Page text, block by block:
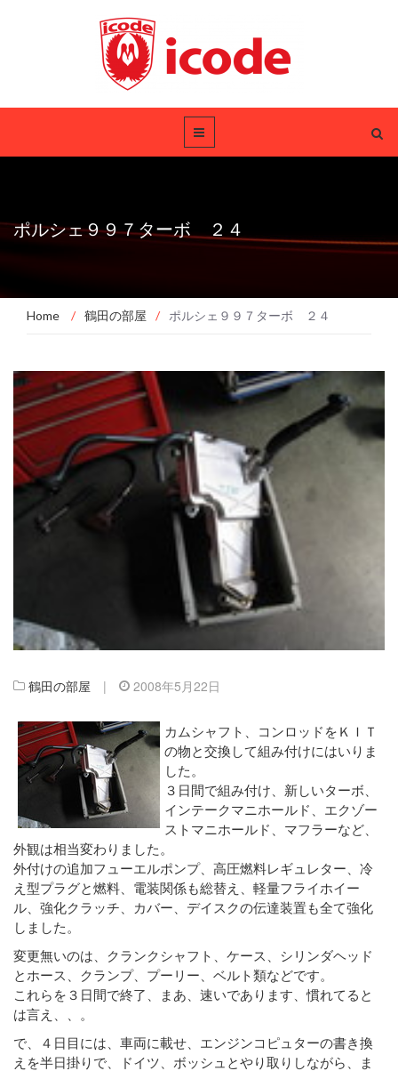
ポルシェ９９７ターボ ２４
Home / 鶴田の部屋 / ポルシェ９９７ターボ ２４
鶴田の部屋 | 2008年5月22日
カムシャフト、コンロッドをＫＩＴ
の物と交換して組み付けにはいりま
した。
３日間で組み付け、新しいターボ、
インテークマニホールド、エクゾー
ストマニホールド、マフラーなど、
外観は相当変わりました。
外付けの追加フューエルポンプ、高圧燃料レギュレター、冷
え型プラグと燃料、電装関係も総替え、軽量フライホイー
ル、強化クラッチ、カバー、デイスクの伝達装置も全て強化
しました。
変更無いのは、クランクシャフト、ケース、シリンダヘッド
とホース、クランプ、プーリー、ベルト類などです。
これらを３日間で終了、まあ、速いであります、慣れてると
は言え、、。
で、４日目には、車両に載せ、エンジンコピュターの書き換
えを半日掛りで、ドイツ、ボッシュとやり取りしながら、ま